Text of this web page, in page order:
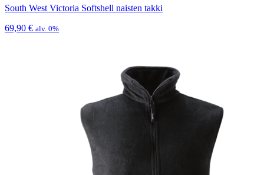
South West Victoria Softshell naisten takki
69,90 € alv. 0%